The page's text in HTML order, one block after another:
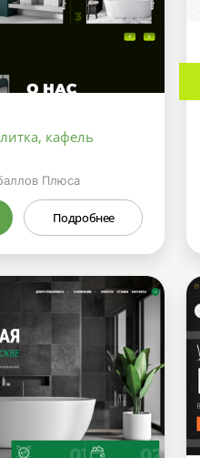
кафель
Плюса
Подробнее